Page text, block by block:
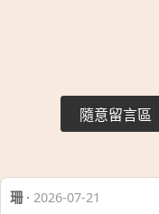
隨意留言區
珊· 2026-07-21